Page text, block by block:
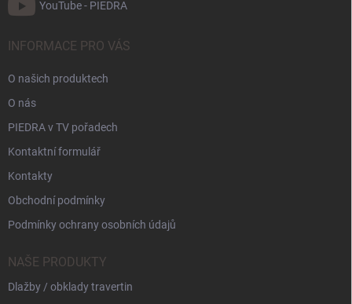
YouTube - PIEDRA
INFORMACE PRO VÁS
O našich produktech
O nás
PIEDRA v TV pořadech
Kontaktní formulář
Kontakty
Obchodní podmínky
Podmínky ochrany osobních údajů
NAŠE PRODUKTY
Dlažby / obklady travertin